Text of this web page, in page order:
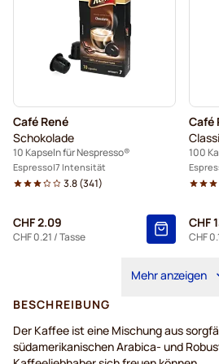
Café René
Schokolade
10 Kapseln für Nespresso®
Espresso 7 Intensität
3.8(341)
CHF 2.09
CHF 0.21 / Tasse
Café
100
CHF
CHF
Mehr anzeigen
BESCHREIBUNG
Der Kaffee ist eine Mischung aus
südamerikanischen Arabica- und